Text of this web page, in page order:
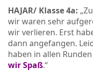
HAJAR/ Klasse 4a:
wir waren sehr
wir verlieren. Erst
dann angefangen.
haben in allen
wir Spaß.“